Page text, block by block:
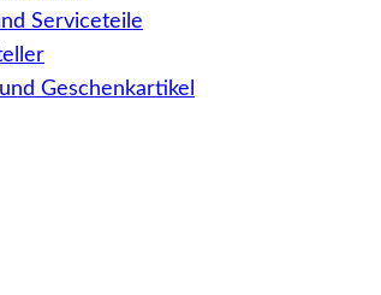
Serviceteile
Geschenkartikel